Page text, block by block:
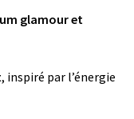
glamour et
, inspiré par l’énergie